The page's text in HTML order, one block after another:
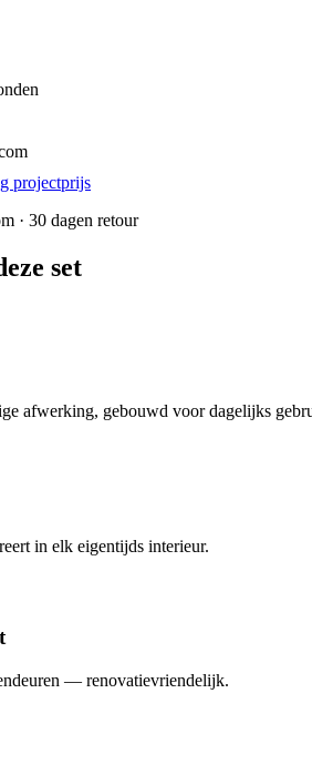
projectprijs
· 30 dagen retour
set
afwerking, gebouwd voor dagelijks
in elk eigentijds interieur.
— renovatievriendelijk.